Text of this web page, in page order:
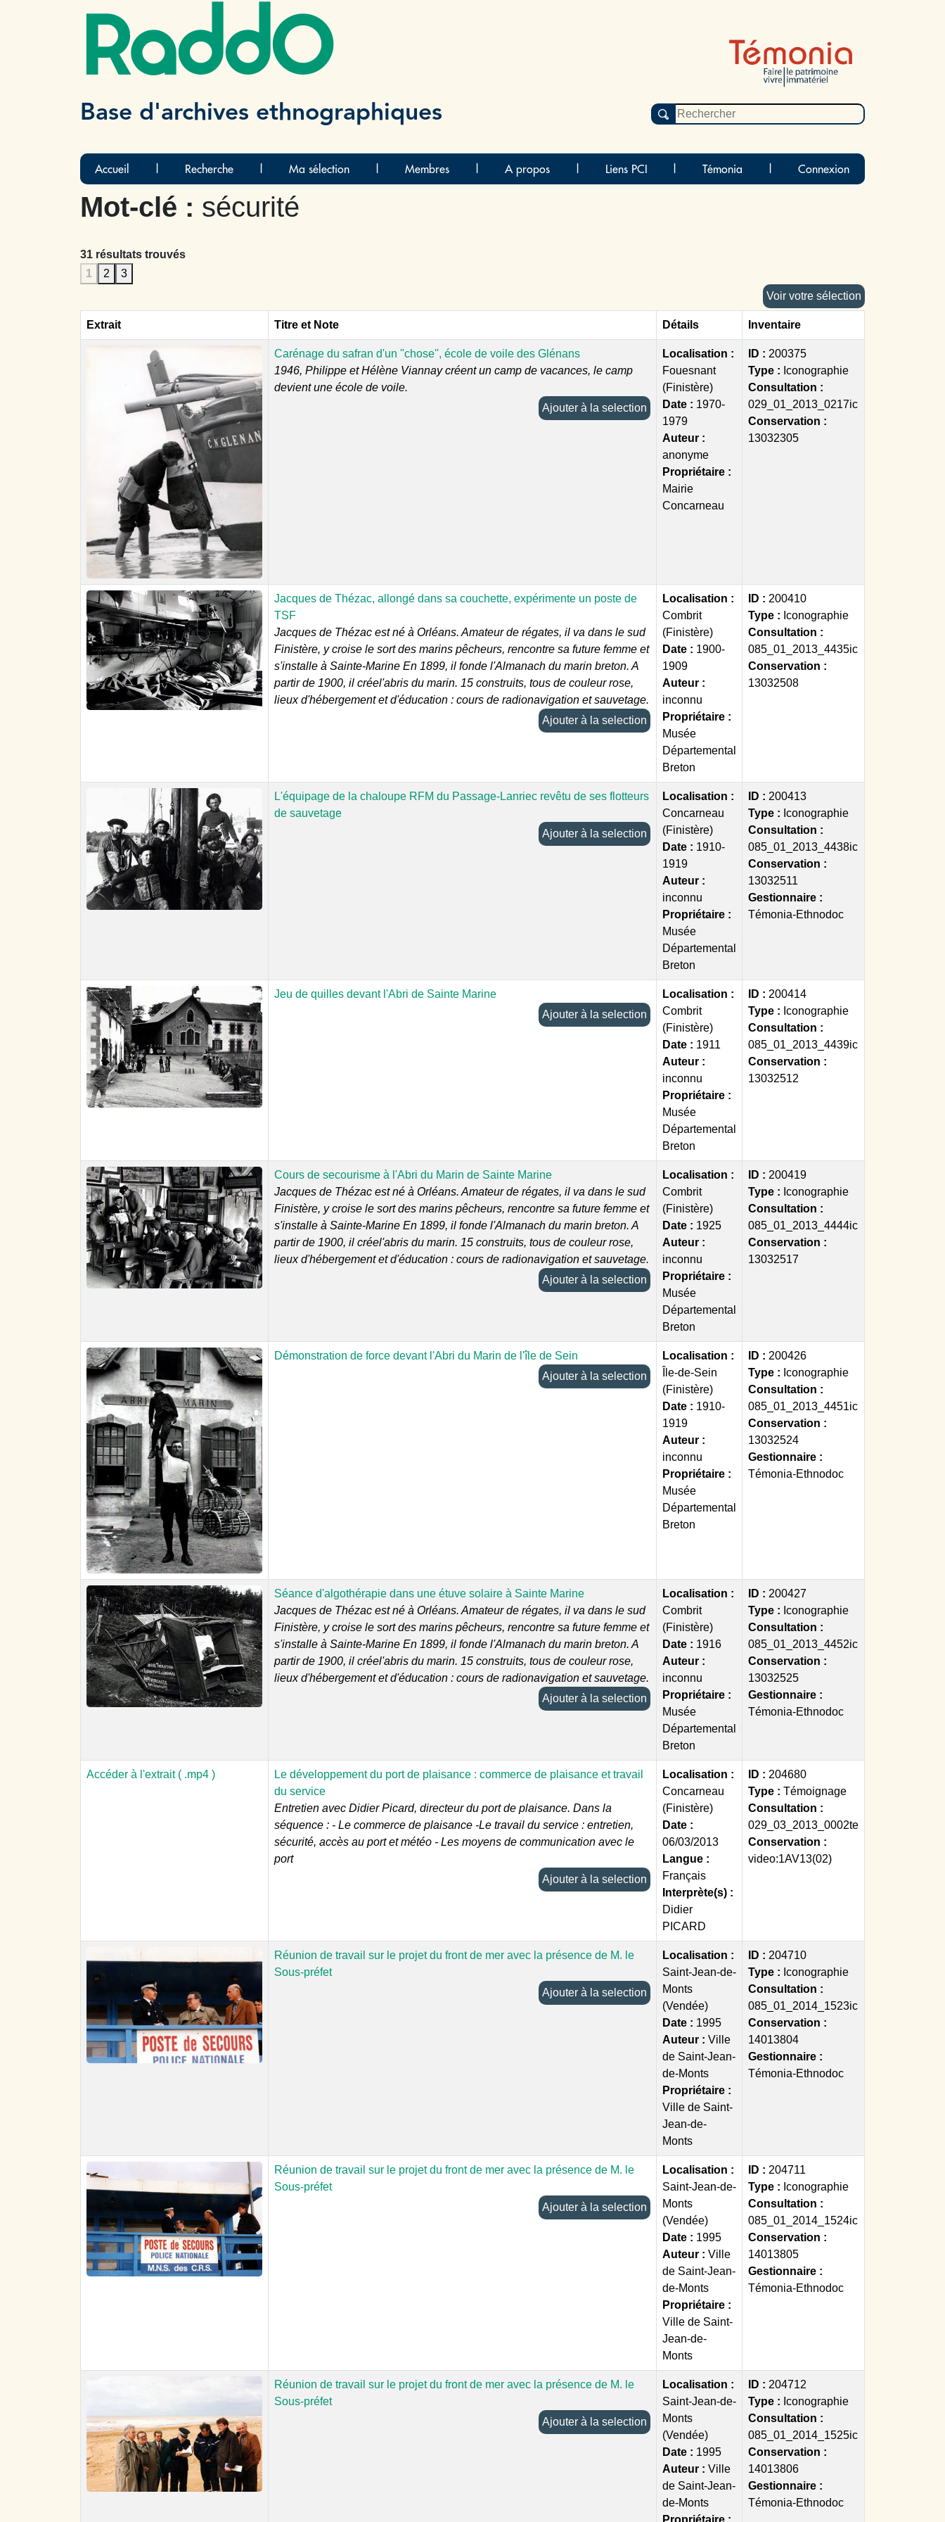
RaddO
Base d'archives ethnographiques
Accueil Recherche Ma sélection Membres A propos Liens PCI Témonia Connexion
Mot-clé : sécurité
31 résultats trouvés
1
2
3
Voir votre sélection
Extrait Titre et Note Détails Inventaire
Carénage du safran d'un ''chose'', école de voile des Glénans
1946, Philippe et Hélène Viannay créent un camp de vacances, le camp
devient une école de voile.
Ajouter à la selection
Localisation :
Fouesnant
(Finistère)
Date : 1970-
1979
Auteur :
anonyme
Propriétaire :
Mairie
Concarneau
ID : 200375
Type : Iconographie
Consultation :
029_01_2013_0217ic
Conservation :
13032305
Jacques de Thézac, allongé dans sa couchette, expérimente un poste de
TSF
Jacques de Thézac est né à Orléans. Amateur de régates, il va dans le sud
Finistère, y croise le sort des marins pêcheurs, rencontre sa future femme et
s'installe à Sainte-Marine En 1899, il fonde l'Almanach du marin breton. A
partir de 1900, il créel'abris du marin. 15 construits, tous de couleur rose,
lieux d'hébergement et d'éducation : cours de radionavigation et sauvetage.
Ajouter à la selection
Localisation :
Combrit
(Finistère)
Date : 1900-
1909
Auteur :
inconnu
Propriétaire :
Musée
Départemental
Breton
ID : 200410
Type : Iconographie
Consultation :
085_01_2013_4435ic
Conservation :
13032508
L'équipage de la chaloupe RFM du Passage-Lanriec revêtu de ses flotteurs
de sauvetage
Ajouter à la selection
Localisation :
Concarneau
(Finistère)
Date : 1910-
1919
Auteur :
inconnu
Propriétaire :
Musée
Départemental
Breton
ID : 200413
Type : Iconographie
Consultation :
085_01_2013_4438ic
Conservation :
13032511
Gestionnaire :
Témonia-Ethnodoc
Jeu de quilles devant l'Abri de Sainte Marine
Ajouter à la selection
Localisation :
Combrit
(Finistère)
Date : 1911
Auteur :
inconnu
Propriétaire :
Musée
Départemental
Breton
ID : 200414
Type : Iconographie
Consultation :
085_01_2013_4439ic
Conservation :
13032512
Cours de secourisme à l'Abri du Marin de Sainte Marine
Jacques de Thézac est né à Orléans. Amateur de régates, il va dans le sud
Finistère, y croise le sort des marins pêcheurs, rencontre sa future femme et
s'installe à Sainte-Marine En 1899, il fonde l'Almanach du marin breton. A
partir de 1900, il créel'abris du marin. 15 construits, tous de couleur rose,
lieux d'hébergement et d'éducation : cours de radionavigation et sauvetage.
Ajouter à la selection
Localisation :
Combrit
(Finistère)
Date : 1925
Auteur :
inconnu
Propriétaire :
Musée
Départemental
Breton
ID : 200419
Type : Iconographie
Consultation :
085_01_2013_4444ic
Conservation :
13032517
Démonstration de force devant l'Abri du Marin de l'île de Sein
Ajouter à la selection
Localisation :
Île-de-Sein
(Finistère)
Date : 1910-
1919
Auteur :
inconnu
Propriétaire :
Musée
Départemental
Breton
ID : 200426
Type : Iconographie
Consultation :
085_01_2013_4451ic
Conservation :
13032524
Gestionnaire :
Témonia-Ethnodoc
Séance d'algothérapie dans une étuve solaire à Sainte Marine
Jacques de Thézac est né à Orléans. Amateur de régates, il va dans le sud
Finistère, y croise le sort des marins pêcheurs, rencontre sa future femme et
s'installe à Sainte-Marine En 1899, il fonde l'Almanach du marin breton. A
partir de 1900, il créel'abris du marin. 15 construits, tous de couleur rose,
lieux d'hébergement et d'éducation : cours de radionavigation et sauvetage.
Ajouter à la selection
Localisation :
Combrit
(Finistère)
Date : 1916
Auteur :
inconnu
Propriétaire :
Musée
Départemental
Breton
ID : 200427
Type : Iconographie
Consultation :
085_01_2013_4452ic
Conservation :
13032525
Gestionnaire :
Témonia-Ethnodoc
Accéder à l'extrait ( .mp4 )
Le développement du port de plaisance : commerce de plaisance et travail
du service
Entretien avec Didier Picard, directeur du port de plaisance. Dans la
séquence : - Le commerce de plaisance -Le travail du service : entretien,
sécurité, accès au port et météo - Les moyens de communication avec le
port
Ajouter à la selection
Localisation :
Concarneau
(Finistère)
Date :
06/03/2013
Langue :
Français
Interprète(s) :
Didier
PICARD
ID : 204680
Type : Témoignage
Consultation :
029_03_2013_0002te
Conservation :
video:1AV13(02)
Réunion de travail sur le projet du front de mer avec la présence de M. le
Sous-préfet
Ajouter à la selection
Localisation :
Saint-Jean-de-
Monts
(Vendée)
Date : 1995
Auteur : Ville
de Saint-Jean-
de-Monts
Propriétaire :
Ville de Saint-
Jean-de-
Monts
ID : 204710
Type : Iconographie
Consultation :
085_01_2014_1523ic
Conservation :
14013804
Gestionnaire :
Témonia-Ethnodoc
Réunion de travail sur le projet du front de mer avec la présence de M. le
Sous-préfet
Ajouter à la selection
Localisation :
Saint-Jean-de-
Monts
(Vendée)
Date : 1995
Auteur : Ville
de Saint-Jean-
de-Monts
Propriétaire :
Ville de Saint-
Jean-de-
Monts
ID : 204711
Type : Iconographie
Consultation :
085_01_2014_1524ic
Conservation :
14013805
Gestionnaire :
Témonia-Ethnodoc
Réunion de travail sur le projet du front de mer avec la présence de M. le
Sous-préfet
Ajouter à la selection
Localisation :
Saint-Jean-de-
Monts
(Vendée)
Date : 1995
Auteur : Ville
de Saint-Jean-
de-Monts
Propriétaire :
ID : 204712
Type : Iconographie
Consultation :
085_01_2014_1525ic
Conservation :
14013806
Gestionnaire :
Témonia-Ethnodoc